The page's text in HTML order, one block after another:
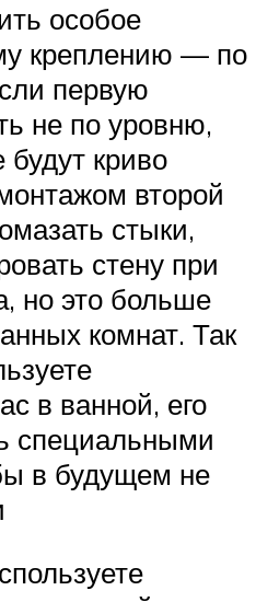
особое
креплению — по
первую
не по уровню,
криво
второй
стыки,
стену при
но это больше
комнат. Так
в ванной, его
специальными
в будущем не